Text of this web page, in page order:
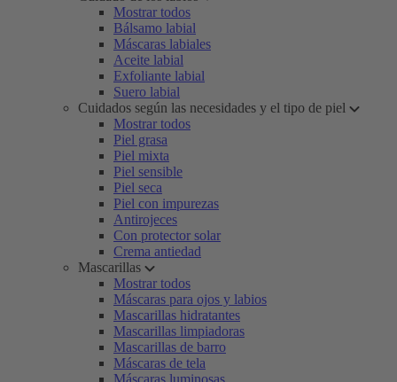
Mostrar todos
Bálsamo labial
Máscaras labiales
Aceite labial
Exfoliante labial
Suero labial
Cuidados según las necesidades y el tipo de piel
Mostrar todos
Piel grasa
Piel mixta
Piel sensible
Piel seca
Piel con impurezas
Antirojeces
Con protector solar
Crema antiedad
Mascarillas
Mostrar todos
Máscaras para ojos y labios
Mascarillas hidratantes
Mascarillas limpiadoras
Mascarillas de barro
Máscaras de tela
Máscaras luminosas